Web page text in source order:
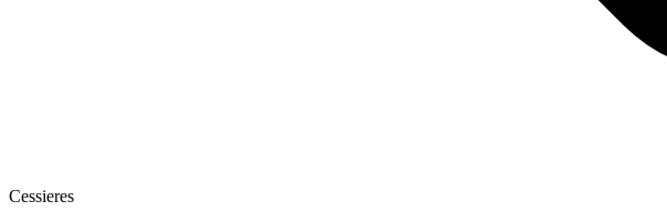
Cessieres